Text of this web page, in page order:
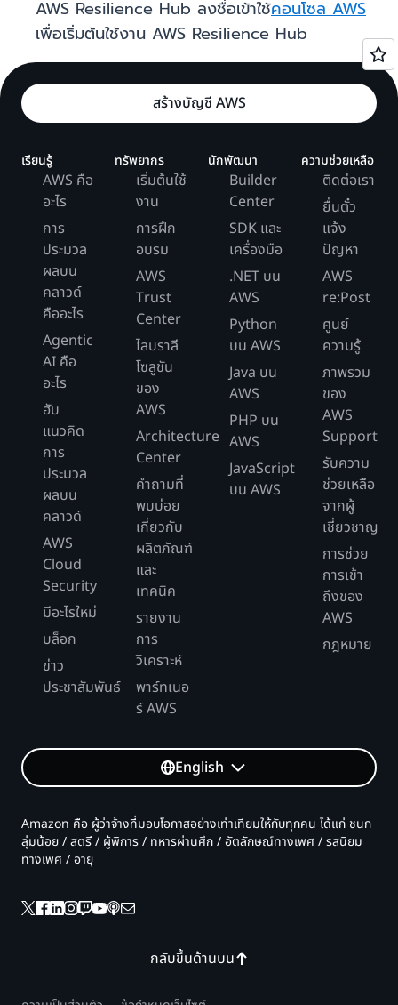
AWS Resilience Hub ลงชื่อเข้าใช้คอนโซล AWS
เพื่อเริ่มต้นใช้งาน AWS Resilience Hub
สร้างบัญชี AWS
เรียนรู้
AWS คือ
อะไร
การ
ประมวล
ผลบน
คลาวด์
คืออะไร
Agentic
AI คือ
อะไร
ฮับ
แนวคิด
การ
ประมวล
ผลบน
คลาวด์
AWS
Cloud
Security
มีอะไรใหม่
บล็อก
ข่าว
ประชาสัมพันธ์
ทรัพยากร
เริ่มต้นใช้
งาน
การฝึก
อบรม
AWS
Trust
Center
ไลบราลี
โซลูชัน
ของ
AWS
Architecture
Center
คำถามที่
พบบ่อย
เกี่ยวกับ
ผลิตภัณฑ์
และ
เทคนิค
รายงาน
การ
วิเคราะห์
พาร์ทเนอ
ร์ AWS
นักพัฒนา
Builder
Center
SDK และ
เครื่องมือ
.NET บน
AWS
Python
บน AWS
Java บน
AWS
PHP บน
AWS
JavaScript
บน AWS
ความช่วยเหลือ
ติดต่อเรา
ยื่นตั๋ว
แจ้ง
ปัญหา
AWS
re:Post
ศูนย์
ความรู้
ภาพรวม
ของ
AWS
Support
รับความ
ช่วยเหลือ
จากผู้
เชี่ยวชาญ
การช่วย
การเข้า
ถึงของ
AWS
กฎหมาย
English
กลับขึ้นด้านบน
Amazon คือ ผู้ว่าจ้างที่มอบโอกาสอย่างเท่าเทียมให้กับทุกคน ได้แก่ ชนก
ลุ่มน้อย / สตรี / ผู้พิการ / ทหารผ่านศึก / อัตลักษณ์ทางเพศ / รสนิยม
ทางเพศ / อายุ